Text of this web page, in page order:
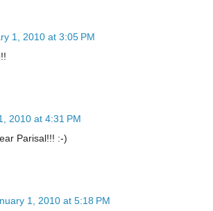
1, 2010 at 3:05 PM
2010 at 4:31 PM
Parisal!!! :-)
1, 2010 at 5:18 PM